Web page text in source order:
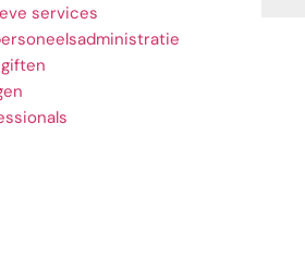
services